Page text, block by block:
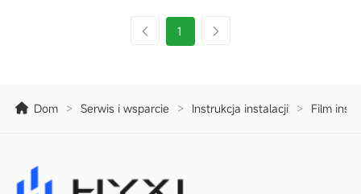
1
Dom > Serwis i wsparcie > Instrukcja instalacji > Film